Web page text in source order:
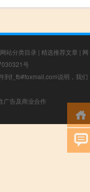
网站分类目录 | 精选推荐文章 | 网
号
到f_fb#foxmail.com说明，我们
广告及商业合作